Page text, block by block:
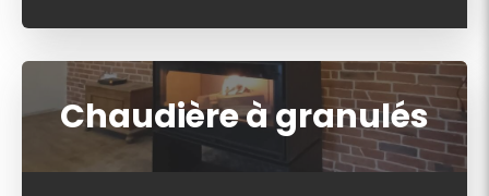
Chaudière à granulés